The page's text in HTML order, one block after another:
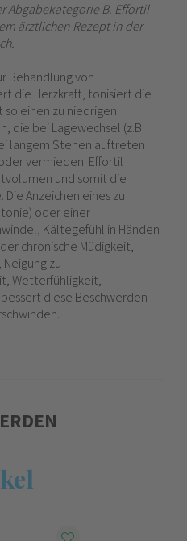
Abgabekategorie B. Effortil
ärztlichen Rezept in der
Behandlung von
die Herzkraft, tonisiert die
einen zu niedrigen
die bei Lagewechsel (z.B.
langem Stehen auftreten
vermieden. Effortil
und somit die
Anzeichen eines zu
oder einer
Kältegefühl in Händen
chronische Müdigkeit,
zu
Wetterfühligkeit,
diese Beschwerden